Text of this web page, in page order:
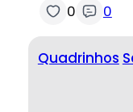
0 0
Quadrinhos